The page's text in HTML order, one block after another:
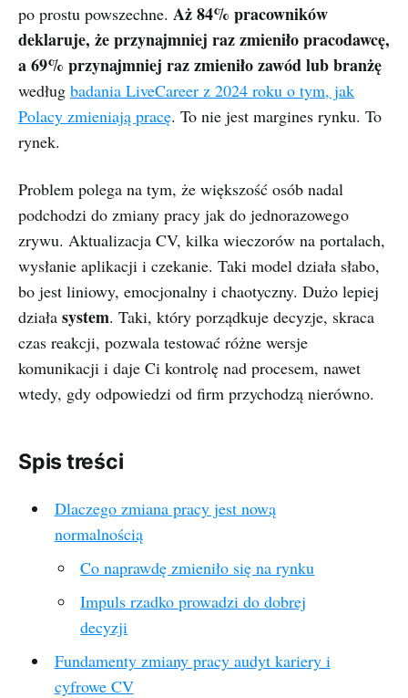
po prostu powszechne. Aż 84% pracowników
deklaruje, że przynajmniej raz zmieniło pracodawcę,
a 69% przynajmniej raz zmieniło zawód lub branżę
według badania LiveCareer z 2024 roku o tym, jak
Polacy zmieniają pracę. To nie jest margines rynku. To
rynek.
Problem polega na tym, że większość osób nadal
podchodzi do zmiany pracy jak do jednorazowego
zrywu. Aktualizacja CV, kilka wieczorów na portalach,
wysłanie aplikacji i czekanie. Taki model działa słabo,
bo jest liniowy, emocjonalny i chaotyczny. Dużo lepiej
działa system. Taki, który porządkuje decyzje, skraca
czas reakcji, pozwala testować różne wersje
komunikacji i daje Ci kontrolę nad procesem, nawet
wtedy, gdy odpowiedzi od firm przychodzą nierówno.
Spis treści
Dlaczego zmiana pracy jest nową
normalnością
Co naprawdę zmieniło się na rynku
Impuls rzadko prowadzi do dobrej
decyzji
Fundamenty zmiany pracy audyt kariery i
cyfrowe CV